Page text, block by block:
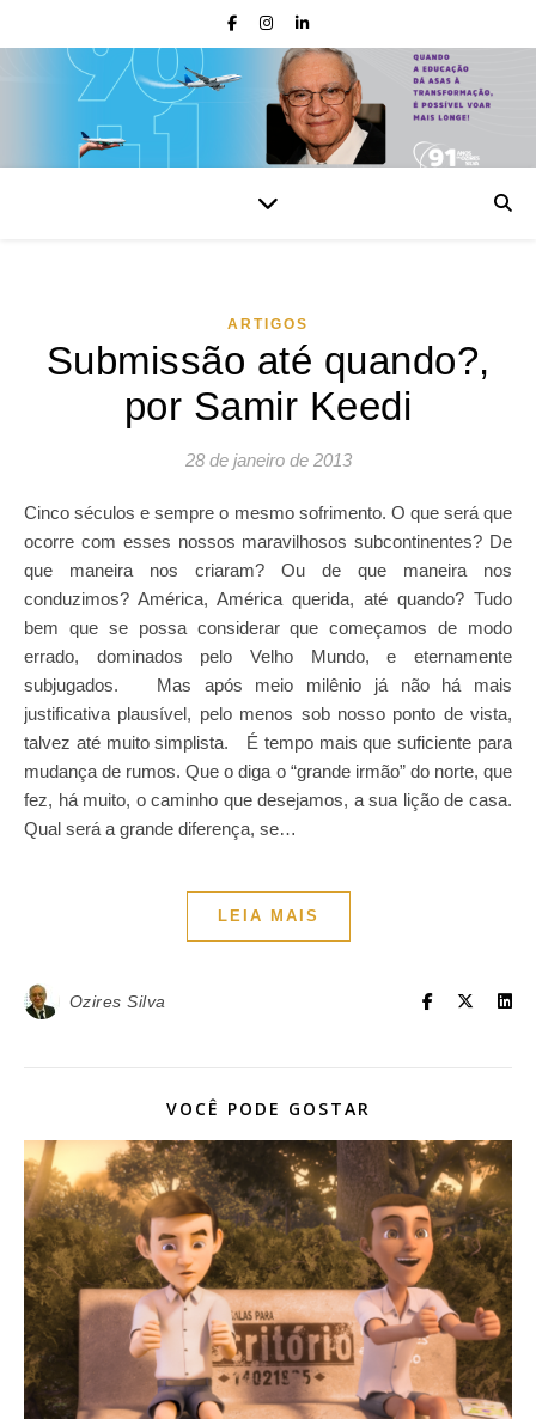
ARTIGOS
Submissão até quando?,
por Samir Keedi
28 de janeiro de 2013
Cinco séculos e sempre o mesmo sofrimento. O que será que
ocorre com esses nossos maravilhosos subcontinentes? De
que maneira nos criaram? Ou de que maneira nos
conduzimos? América, América querida, até quando? Tudo
bem que se possa considerar que começamos de modo
errado, dominados pelo Velho Mundo, e eternamente
subjugados. Mas após meio milênio já não há mais
justificativa plausível, pelo menos sob nosso ponto de vista,
talvez até muito simplista. É tempo mais que suficiente para
mudança de rumos. Que o diga o “grande irmão” do norte, que
fez, há muito, o caminho que desejamos, a sua lição de casa.
Qual será a grande diferença, se…
LEIA MAIS
Ozires Silva
VOCÊ PODE GOSTAR